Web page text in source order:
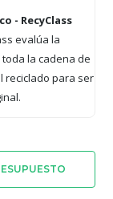
- RecyClass
evalúa la
la cadena de
reciclado para ser